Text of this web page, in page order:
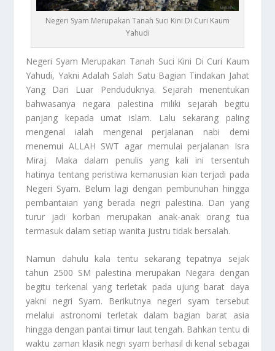
Negeri Syam Merupakan Tanah Suci Kini Di Curi Kaum
Yahudi
Negeri Syam Merupakan Tanah Suci Kini Di Curi Kaum
Yahudi, Yakni Adalah Salah Satu Bagian Tindakan Jahat
Yang Dari Luar Penduduknya. Sejarah menentukan
bahwasanya negara palestina miliki sejarah begitu
panjang kepada umat islam. Lalu sekarang paling
mengenal ialah mengenai perjalanan nabi demi
menemui ALLAH SWT agar memulai perjalanan Isra
Miraj. Maka dalam penulis yang kali ini tersentuh
hatinya tentang peristiwa kemanusian kian terjadi pada
Negeri Syam. Belum lagi dengan pembunuhan hingga
pembantaian yang berada negri palestina. Dan yang
turur jadi korban merupakan anak-anak orang tua
termasuk dalam setiap wanita justru tidak bersalah.
Namun dahulu kala tentu sekarang tepatnya sejak
tahun 2500 SM palestina merupakan Negara dengan
begitu terkenal yang terletak pada ujung barat daya
yakni negri Syam. Berikutnya negeri syam tersebut
melalui astronomi terletak dalam bagian barat asia
hingga dengan pantai timur laut tengah. Bahkan tentu di
waktu zaman klasik negri syam berhasil di kenal sebagai